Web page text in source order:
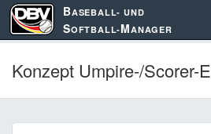
BASEBALL- UND
SOFTBALL-MANAGER
Konzept Umpire-/Scorer-